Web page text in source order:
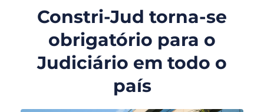
Constri-Jud torna-se
obrigatório para o
Judiciário em todo o
país